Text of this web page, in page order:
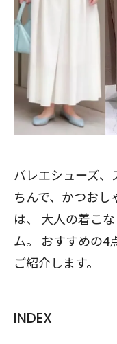
バレエシューズ
ちんで、かつお
は、 大人の着こ
ム。 おすすめの4
ご紹介します。
INDEX